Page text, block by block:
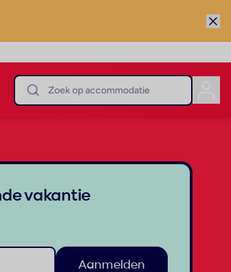
vakantie
Aanmelden